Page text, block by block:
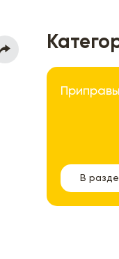
Приправы
В